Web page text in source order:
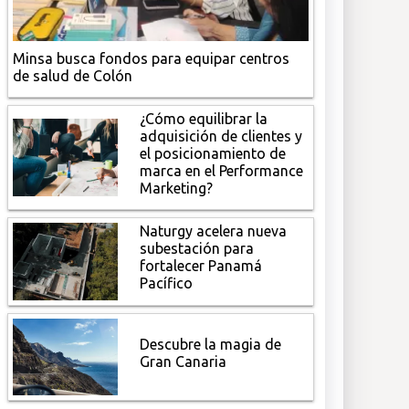
Minsa busca fondos para equipar centros
de salud de Colón
¿Cómo equilibrar la
adquisición de clientes y
el posicionamiento de
marca en el Performance
Marketing?
Naturgy acelera nueva
subestación para
fortalecer Panamá
Pacífico
Descubre la magia de
Gran Canaria